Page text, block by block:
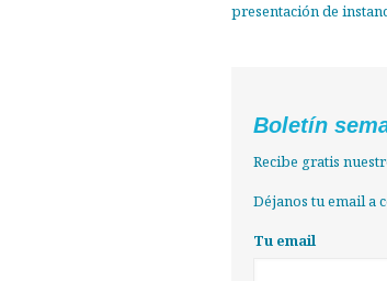
presentación de
Boletín
Recibe gratis
Déjanos tu email a
Tu email